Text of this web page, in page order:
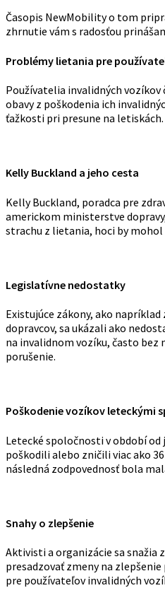
Časopis NewMobility o tom
zhrnutie vám s radosťou
Problémy lietania pre
Používatelia invalidných
obavy z poškodenia ich
ťažkosti pri presune na letiskách.
Kelly Buckland a jeho cesta
Kelly Buckland, poradca pre
americkom ministerstve
strachu z lietania, hoci by
Legislatívne nedostatky
Existujúce zákony, ako
dopravcov, sa ukázali ako
na invalidnom vozíku, často bez
porušenie.
Poškodenie vozíkov leteckými
Letecké spoločnosti v období od
poškodili alebo zničili viac ako
následná zodpovednosť bola
Snahy o zlepšenie
Aktivisti a organizácie sa snažia
presadzovať zmeny na
pre používateľov invalidných